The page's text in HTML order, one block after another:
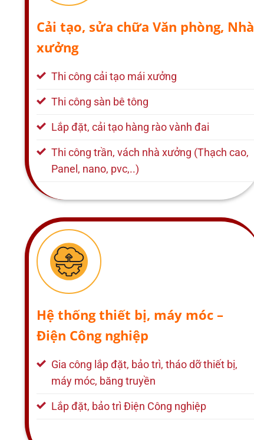
Cải tạo, sửa chữa Văn phòng, Nhà
xưởng
Thi công cải tạo mái xưởng
Thi công sàn bê tông
Lắp đặt, cải tạo hàng rào vành đai
Thi công trần, vách nhà xưởng (Thạch cao,
Panel, nano, pvc,..)
Hệ thống thiết bị, máy móc –
Điện Công nghiệp
Gia công lắp đặt, bảo trì, tháo dỡ thiết bị,
máy móc, băng truyền
Lắp đặt, bảo trì Điện Công nghiệp